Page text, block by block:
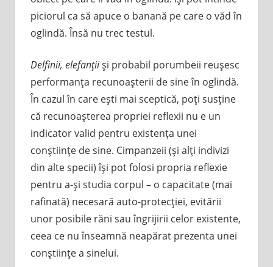
piciorul ca să apuce o banană pe care o văd în
oglindă. Însă nu trec testul.
Delfinii, elefanţiişi probabil porumbeii reuşesc
performanţa recunoaşterii de sine în oglindă.
În cazul în care eşti mai sceptică, poţi susţine
că recunoaşterea propriei reflexii nu e un
indicator valid pentru existenţa unei
conştiinţe de sine. Cimpanzeii (şi alţi indivizi
din alte specii) îşi pot folosi propria reflexie
pentru a-şi studia corpul – o capacitate (mai
rafinată) necesară auto-protecţiei, evitării
unor posibile răni sau îngrijirii celor existente,
ceea ce nu înseamnă neapărat prezenta unei
conştiinţe a sinelui.